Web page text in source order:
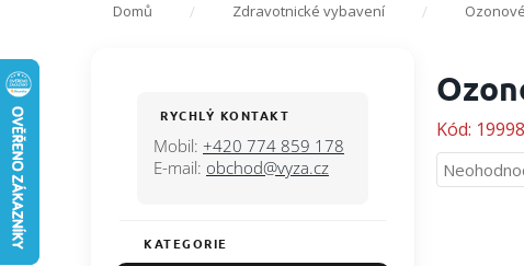
Domů Zdravotnické vybavení
RYCHLÝ KONTAKT
Mobil: +420 774 859 178
E-mail: obchod@vyza.cz
Přeskočit
KATEGORIE
Kód: 19998
Průměrné
hodnocení